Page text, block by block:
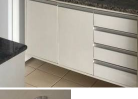
Encontre um Imóvel
Imóveis de Temporada
Imóveis Adicionados Recentemente
Imóveis que Aceitam Financiamento
Imobiliárias e Corretores
Entre em Contato